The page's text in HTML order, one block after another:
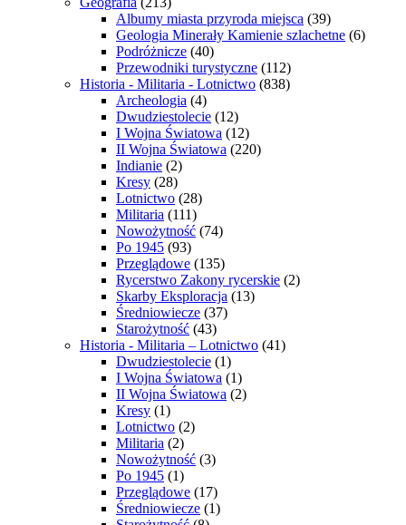
Albumy miasta przyroda miejsca (39)
Geologia Minerały Kamienie szlachetne (6)
Podróżnicze (40)
Przewodniki turystyczne (112)
Historia - Militaria - Lotnictwo (838)
Archeologia (4)
Dwudziestolecie (12)
I Wojna Światowa (12)
II Wojna Światowa (220)
Indianie (2)
Kresy (28)
Lotnictwo (28)
Militaria (111)
Nowożytność (74)
Po 1945 (93)
Przeglądowe (135)
Rycerstwo Zakony rycerskie (2)
Skarby Eksploracja (13)
Średniowiecze (37)
Starożytność (43)
Historia - Militaria – Lotnictwo (41)
Dwudziestolecie (1)
I Wojna Światowa (1)
II Wojna Światowa (2)
Kresy (1)
Lotnictwo (2)
Militaria (2)
Nowożytność (3)
Po 1945 (1)
Przeglądowe (17)
Średniowiecze (1)